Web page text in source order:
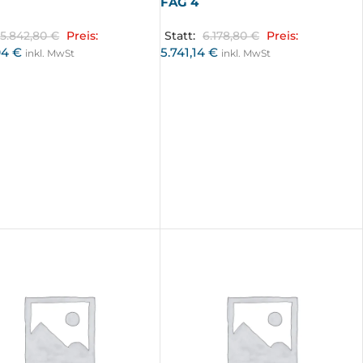
5.842,80€ Preis:
€ inkl. MwSt
Statt: 6.178,80€ Preis:
5.741,14€ inkl. MwSt